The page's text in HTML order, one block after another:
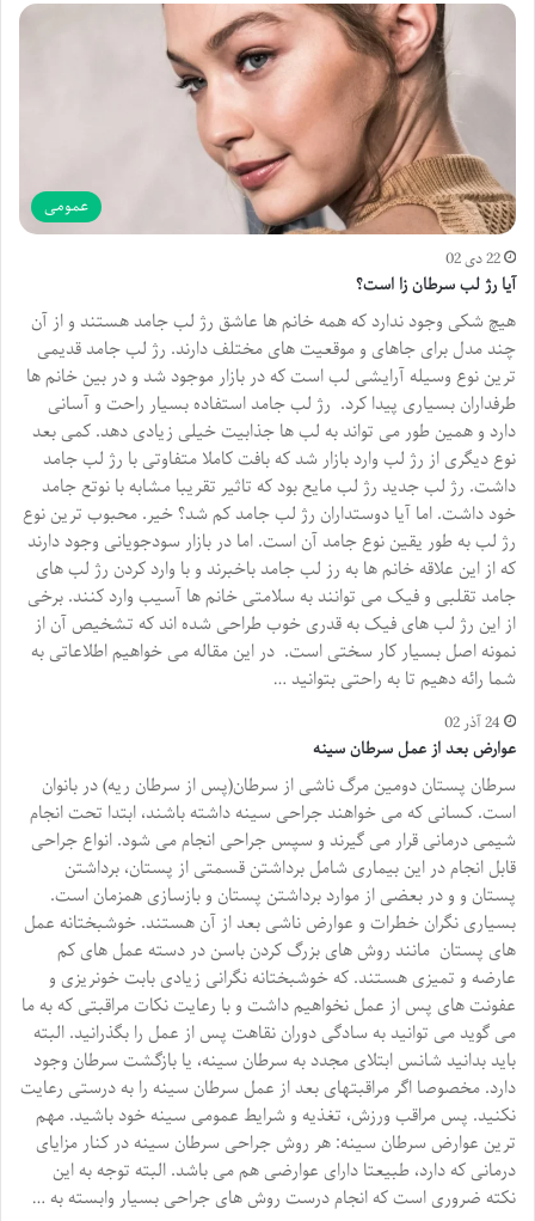
عمومی
22 دی 02
آیا رژ لب سرطان زا است؟
هیچ شکی وجود ندارد که همه خانم ها عاشق رژ لب جامد هستند و از آن
چند مدل برای جاهای و موقعیت های مختلف دارند. رژ لب جامد قدیمی
ترین نوع وسیله آرایشی لب است که در بازار موجود شد و در بین خانم ها
طرفداران بسیاری پیدا کرد. رژ لب جامد استفاده بسیار راحت و آسانی
دارد و همین طور می تواند به لب ها جذابیت خیلی زیادی دهد. کمی بعد
نوع دیگری از رژ لب وارد بازار شد که بافت کاملا متفاوتی با رژ لب جامد
داشت. رژ لب جدید رژ لب مایع بود که تاثیر تقریبا مشابه با نوتع جامد
خود داشت. اما آیا دوستداران رژ لب جامد کم شد؟ خیر. محبوب ترین نوع
رژ لب به طور یقین نوع جامد آن است. اما در بازار سودجویانی وجود دارند
که از این علاقه خانم ها به رز لب جامد باخبرند و با وارد کردن رژ لب های
جامد تقلبی و فیک می توانند به سلامتی خانم ها آسیب وارد کنند. برخی
از این رژ لب های فیک به قدری خوب طراحی شده اند که تشخیص آن از
نمونه اصل بسیار کار سختی است. در این مقاله می خواهیم اطلاعاتی به
شما رائه دهیم تا به راحتی بتوانید …
24 آذر 02
عوارض بعد از عمل سرطان سينه
سرطان پستان دومین مرگ ناشی از سرطان(پس از سرطان ریه) در بانوان
است. کسانی که می خواهند جراحی سینه داشته باشند، ابتدا تحت انجام
شیمی درمانی قرار می گیرند و سپس جراحی انجام می شود. انواع جراحی
قابل انجام در این بیماری شامل برداشتن قسمتی از پستان، برداشتن
پستان و و در بعضی از موارد برداشتن پستان و بازسازی همزمان است.
بسیاری نگران خطرات و عوارض ناشی بعد از آن هستند. خوشبختانه عمل
های پستان مانند روش های بزرگ کردن باسن در دسته عمل های کم
عارضه و تمیزی هستند. که خوشبختانه نگرانی زیادی بابت خونریزی و
عفونت های پس از عمل نخواهیم داشت و با رعایت نکات مراقبتی که به ما
می گوید می توانید به سادگی دوران نقاهت پس از عمل را بگذرانید. البته
باید بدانید شانس ابتلای مجدد به سرطان سینه، یا بازگشت سرطان وجود
دارد. مخصوصا اگر مراقبتهای بعد از عمل سرطان سینه را به درستی رعایت
نکنید. پس مراقب ورزش، تغذیه و شرایط عمومی سینه خود باشید. مهم
ترین عوارض سرطان سینه: هر روش جراحی سرطان سینه در کنار مزایای
درمانی که دارد، طبیعتا دارای عوارضی هم می باشد. البته توجه به این
نکته ضروری است که انجام درست روش های جراحی بسیار وابسته به …